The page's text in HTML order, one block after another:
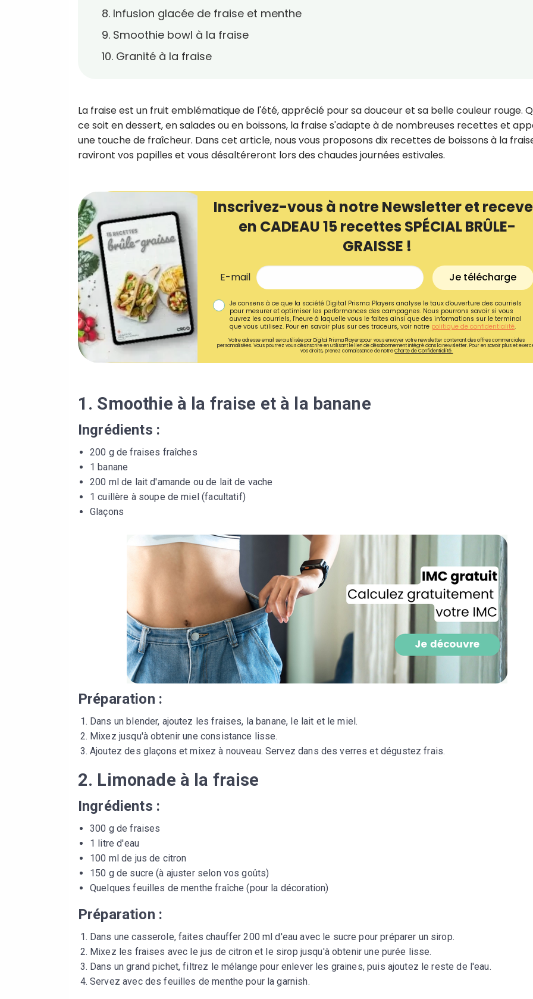
8. Infusion glacée de fraise et menthe
9. Smoothie bowl à la fraise
10. Granité à la fraise
La fraise est un fruit emblématique de l'été, apprécié pour sa douceur et sa belle couleur rouge.
ce soit en dessert, en salades ou en boissons, la fraise s'adapte à de nombreuses recettes et
une touche de fraîcheur. Dans cet article, nous vous proposons dix recettes de boissons à la
raviront vos papilles et vous désaltéreront lors des chaudes journées estivales.
Inscrivez-vous à notre Newsletter et
en CADEAU 15 recettes SPÉCIAL BRÛLE-
GRAISSE !
E-mail Je télécharge
Je consens à ce que la société Digital Prisma Players analyse le taux d'ouverture des courriels
pour mesurer et optimiser les performances des campagnes. Nous pourrons savoir si vous
ouvrez les courriels, l'heure à laquelle vous le faites ainsi que des informations sur le terminal
que vous utilisez. Pour en savoir plus sur ces traceurs, voir notre politique de confidentialité.
Votre adresse email sera utilisée par Digital Prisma Playerspour vous envoyer votre newsletter contenant des offres commerciales
personnalisées. Vous pourrez vous désinscrire en utilisant le lien de désabonnement intégré dans la newsletter. Pour en savoir plus et
vos droits, prenez connaissance de notreCharte de Confidentialité.
1. Smoothie à la fraise et à la banane
Ingrédients :
200 g de fraises fraîches
1 banane
200 ml de lait d'amande ou de lait de vache
1 cuillère à soupe de miel (facultatif)
Glaçons
Préparation :
Dans un blender, ajoutez les fraises, la banane, le lait et le miel.
Mixez jusqu'à obtenir une consistance lisse.
Ajoutez des glaçons et mixez à nouveau. Servez dans des verres et dégustez frais.
2. Limonade à la fraise
Ingrédients :
300 g de fraises
1 litre d'eau
100 ml de jus de citron
150 g de sucre (à ajuster selon vos goûts)
Quelques feuilles de menthe fraîche (pour la décoration)
Préparation :
Dans une casserole, faites chauffer 200 ml d'eau avec le sucre pour préparer un sirop.
Mixez les fraises avec le jus de citron et le sirop jusqu'à obtenir une purée lisse.
Dans un grand pichet, filtrez le mélange pour enlever les graines, puis ajoutez le reste de l'eau.
Servez avec des feuilles de menthe pour la garnish.
Recevez
recettes inédites de
!
voir notrepolitique de
Je reçois mon cadeau !
Votre adresse email sera utilisée par Digital Prisma
envoyer votre newsletter contenant des offres
personnalisées. Vous pourrez vous désinscrire en
désabonnement intégré dans la newsletter. Pour en
exercer vos droits, prenez connaissance de notre